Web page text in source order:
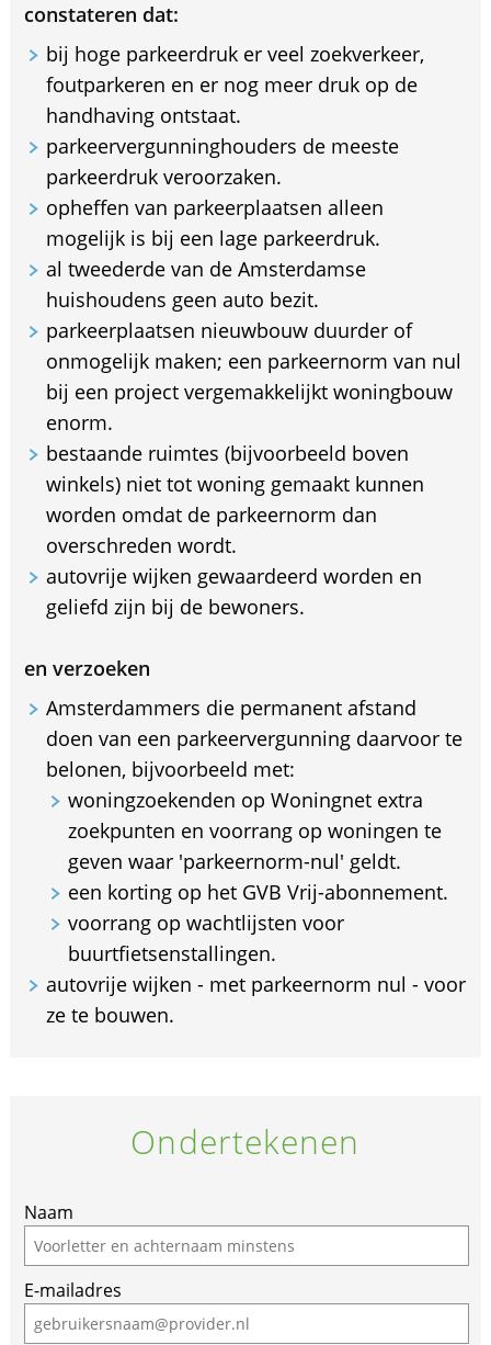
constateren dat:
bij hoge parkeerdruk er veel zoekverkeer,
foutparkeren en er nog meer druk op de
handhaving ontstaat.
parkeervergunninghouders de meeste
parkeerdruk veroorzaken.
opheffen van parkeerplaatsen alleen
mogelijk is bij een lage parkeerdruk.
al tweederde van de Amsterdamse
huishoudens geen auto bezit.
parkeerplaatsen nieuwbouw duurder of
onmogelijk maken; een parkeernorm van nul
bij een project vergemakkelijkt woningbouw
enorm.
bestaande ruimtes (bijvoorbeeld boven
winkels) niet tot woning gemaakt kunnen
worden omdat de parkeernorm dan
overschreden wordt.
autovrije wijken gewaardeerd worden en
geliefd zijn bij de bewoners.
en verzoeken
Amsterdammers die permanent afstand
doen van een parkeervergunning daarvoor te
belonen, bijvoorbeeld met:
woningzoekenden op Woningnet extra
zoekpunten en voorrang op woningen te
geven waar 'parkeernorm-nul' geldt.
een korting op het GVB Vrij-abonnement.
voorrang op wachtlijsten voor
buurtfietsenstallingen.
autovrije wijken - met parkeernorm nul - voor
ze te bouwen.
Ondertekenen
If
you
are
a
human,
Naam
E-mailadres